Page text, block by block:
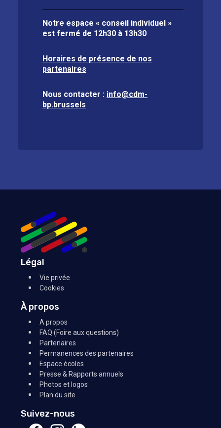
Notre espace « conseil individuel »
est fermé de 12h30 à 13h30
Horaires de présence de nos
partenaires
Nous contacter : info@cdm-
bp.brussels
Légal
Vie privée
Cookies
À propos
A propos
FAQ (Foire aux questions)
Partenaires
Permanences des partenaires
Espace écoles
Presse & Rapports annuels
Photos et logos
Plan du site
Suivez-nous